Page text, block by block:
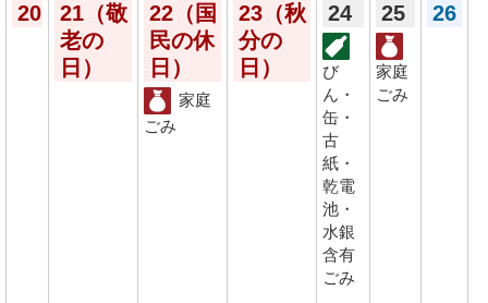
20 21 （敬
老の
日）
22 （国
民の休
日）
家庭
ごみ
23 （秋
分の
日）
24
び
ん・
缶・
古
紙・
乾電
池・
水銀
含有
ごみ
25
家庭
ごみ
26